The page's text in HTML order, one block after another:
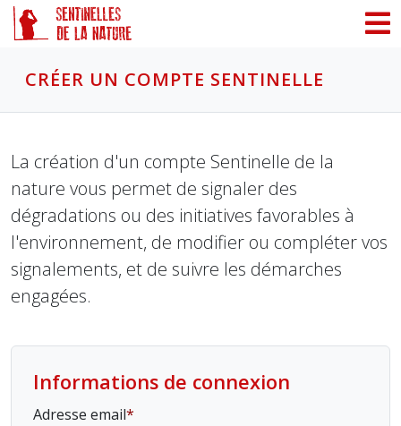
CRÉER UN COMPTE SENTINELLE
La création d'un compte Sentinelle de la
nature vous permet de signaler des
dégradations ou des initiatives favorables à
l'environnement, de modifier ou compléter vos
signalements, et de suivre les démarches
engagées.
Informations de connexion
Adresse email
Panneau de gestion des cookies